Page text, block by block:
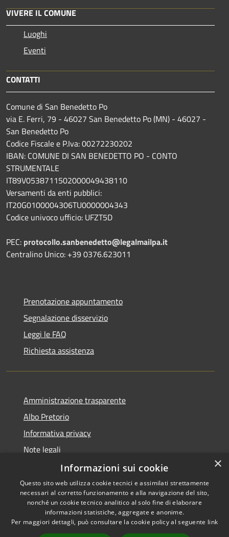
VIVERE IL COMUNE
Luoghi
Eventi
CONTATTI
Comune di San Benedetto Po
via E. Ferri, 79 - 46027 San Benedetto Po (MN) - 46027 -
San Benedetto Po
Codice Fiscale e P.Iva: 00272230202
IBAN: COMUNE DI SAN BENEDETTO PO - CONTO
STRUMENTALE
IT89V0538711502000049438110
Versamenti da enti pubblici:
IT20G0100004306TU0000004343
Codice univoco ufficio: UFZT5D
PEC: protocollo.sanbenedetto@legalmailpa.it
Centralino Unico: +39 0376.623011
Prenotazione appuntamento
Segnalazione disservizio
Leggi le FAQ
Richiesta assistenza
Amministrazione trasparente
Albo Pretorio
Informativa privacy
Note legali
Dichiarazione di accessibilità
RSS
Accessibilità
Copyright © 2021 • Città
di San Benedetto Po •
×
Informazioni sui cookie
Questo sito web utilizza cookie tecnici e assimilati strettamente
necessari al corretto funzionamento e alla navigazione del sito,
nonché un cookie tecnico analitico al solo fine di elaborare
informazioni statistiche, aggregate e anonime.
Per maggiori dettagli, può consultare la cookie policy al seguente link